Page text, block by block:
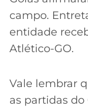
campo.
entidade
Atlético-GO.
Vale lembrar
as partidas